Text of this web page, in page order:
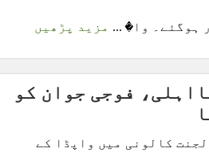
ہوگئے۔ وا� ... مزید پڑھیں
فوجی جوان کو
کالونی میں واپڈا کے